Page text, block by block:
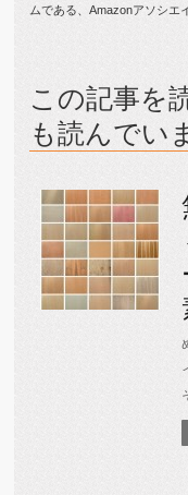
ムである、Amazonアソシエ
この記事を
も読んでい